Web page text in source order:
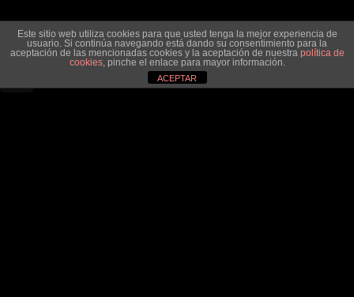
Este sitio web utiliza cookies para que usted tenga la mejor experiencia de
usuario. Si continúa navegando está dando su consentimiento para la
aceptación de las mencionadas cookies y la aceptación de nuestra política de
cookies, pinche el enlace para mayor información.
ACEPTAR